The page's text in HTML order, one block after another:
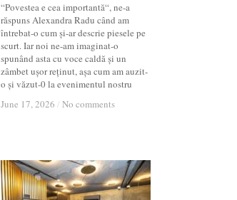
“Povestea e cea importantă“, ne-a
răspuns Alexandra Radu când am
întrebat-o cum și-ar descrie piesele pe
scurt. Iar noi ne-am imaginat-o
spunând asta cu voce caldă și un
zâmbet ușor reținut, așa cum am auzit-
o și văzut-0 la evenimentul nostru
June 17, 2026 / No comments
June 17, 2026 / No comments